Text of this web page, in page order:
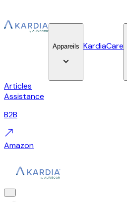
Appareils KardiaCare
Articles
Assistance
B2B
Amazon